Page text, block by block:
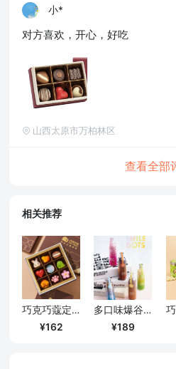
小*
对方喜欢，开心，好吃
山西太原市万柏林区
查看全部
相关推荐
巧克巧蔻定制9粒装手工夹心巧克力
162
多口味爆谷米巧克力
189